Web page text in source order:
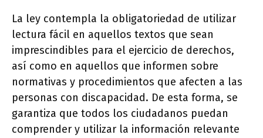
La ley contempla la obligatoriedad de utilizar
lectura fácil en aquellos textos que sean
imprescindibles para el ejercicio de derechos,
así como en aquellos que informen sobre
normativas y procedimientos que afecten a las
personas con discapacidad. De esta forma, se
garantiza que todos los ciudadanos puedan
comprender y utilizar la información relevante